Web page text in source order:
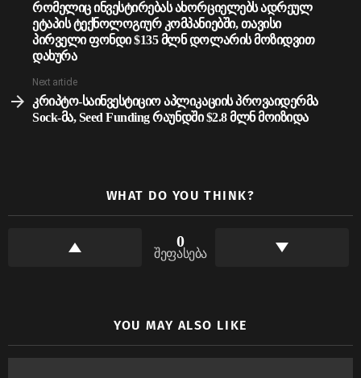
რომელიც ინვესტირებას ახორციელებს ადრეულ
ეტაპის ტექნოლოგიურ კომპანიებში, თავისი
პირველი ფონდი $135 მლნ დოლარის მოზიდვით
დახურა
Next article
კრიპტო-საინვესტიციო აპლიკაციის პროვაიდერმა
Sock-მა, Seed Funding რაუნდში $2.8 მლნ მოიზიდა
WHAT DO YOU THINK?
0
შეფასება
YOU MAY ALSO LIKE